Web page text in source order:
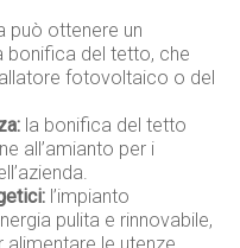
può ottenere un
del tetto, che
fotovoltaico o del
la bonifica del tetto
all’amianto per i
l’impianto
pulita e rinnovabile,